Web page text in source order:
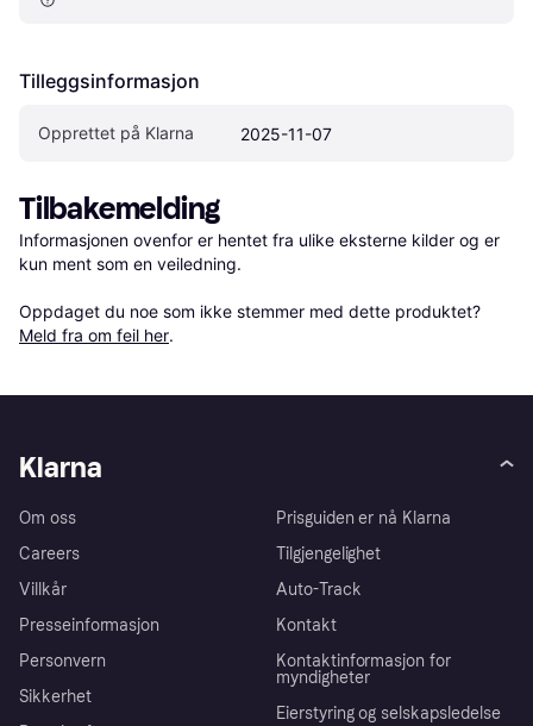
Tilleggsinformasjon
Opprettet på Klarna 2025-11-07
Tilbakemelding
Informasjonen ovenfor er hentet fra ulike eksterne kilder og er
kun ment som en veiledning.
Oppdaget du noe som ikke stemmer med dette produktet?
Meld fra om feil her.
Klarna
Om oss
Careers
Villkår
Presseinformasjon
Personvern
Sikkerhet
Prisguiden er nå Klarna
Tilgjengelighet
Auto-Track
Kontakt
Kontaktinformasjon for
myndigheter
Eierstyring og selskapsledelse